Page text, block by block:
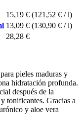
15,19 € (121,52 € / l)
13,09 € (130,90 € / l)
28,28 €
pieles maduras y
hidratación profunda.
después de la
tonificantes. Gracias a
y aloe vera